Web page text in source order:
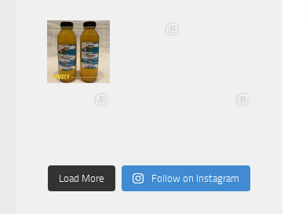
Load More Follow on Instagram